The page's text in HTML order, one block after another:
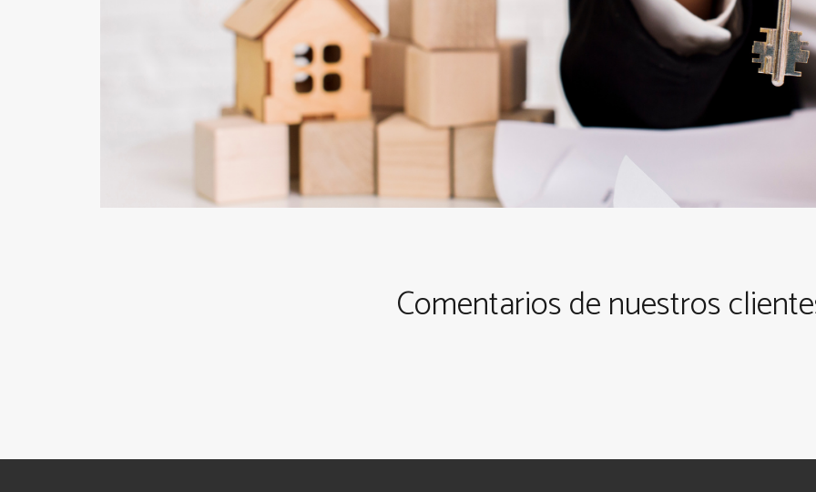
Comentarios de nuestros